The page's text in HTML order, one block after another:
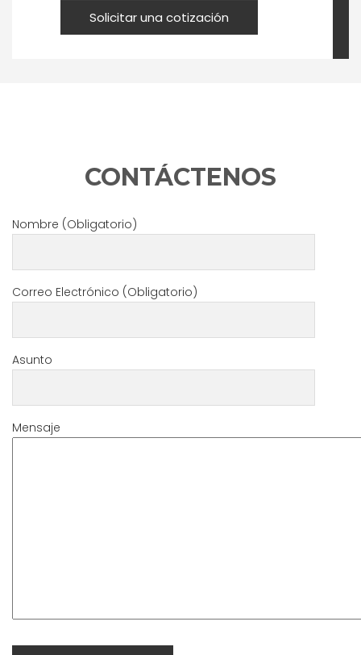
Solicitar una cotización
CONTÁCTENOS
Nombre (Obligatorio)
Correo Electrónico (Obligatorio)
Asunto
Mensaje